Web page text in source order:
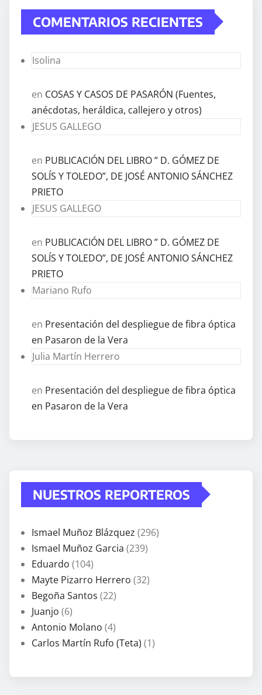
COMENTARIOS RECIENTES
Isolina
en COSAS Y CASOS DE PASARÓN (Fuentes,
anécdotas, heráldica, callejero y otros)
JESUS GALLEGO
en PUBLICACIÓN DEL LIBRO ” D. GÓMEZ DE
SOLÍS Y TOLEDO”, DE JOSÉ ANTONIO SÁNCHEZ
PRIETO
JESUS GALLEGO
en PUBLICACIÓN DEL LIBRO ” D. GÓMEZ DE
SOLÍS Y TOLEDO”, DE JOSÉ ANTONIO SÁNCHEZ
PRIETO
Mariano Rufo
en Presentación del despliegue de fibra óptica
en Pasaron de la Vera
Julia Martín Herrero
en Presentación del despliegue de fibra óptica
en Pasaron de la Vera
NUESTROS REPORTEROS
Ismael Muñoz Blázquez (296)
Ismael Muñoz Garcia (239)
Eduardo (104)
Mayte Pizarro Herrero (32)
Begoña Santos (22)
Juanjo (6)
Antonio Molano (4)
Carlos Martín Rufo (Teta) (1)